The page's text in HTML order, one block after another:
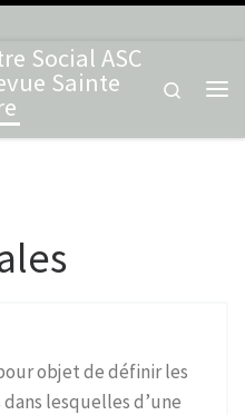
Social ASC
Sainte
Search
objet de définir les
lesquelles d’une